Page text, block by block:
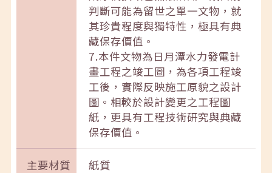
判斷可能為留世之單一文物，就
其珍貴程度與獨特性，極具有典
藏保存價值。
7.本件文物為日月潭水力發電計
畫工程之竣工圖，為各項工程竣
工後，實際反映施工原貌之設計
圖。相較於設計變更之工程圖
紙，更具有工程技術研究與典藏
保存價值。
主要材質 紙質